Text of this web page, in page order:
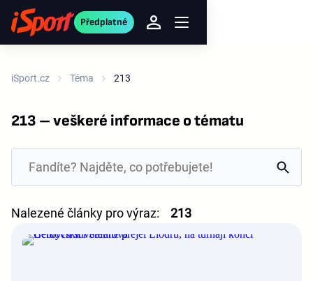
Předplatné
iSport.cz Téma 213
213 – veškeré informace o tématu
Nalezené články pro výraz: 213